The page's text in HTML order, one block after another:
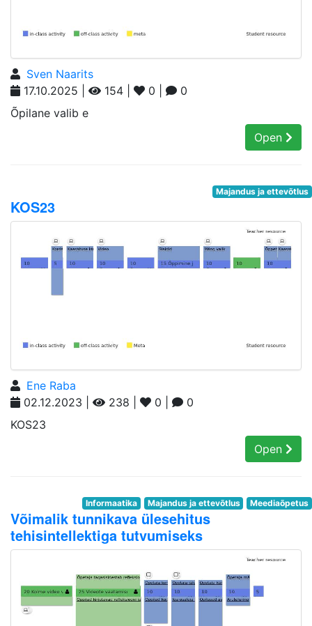
Sven Naarits
17.10.2025 |
154 | 0 |
0
Õpilane valib e
Open
Majandus ja ettevõtlus
KOS23
Ene Raba
02.12.2023 |
238 | 0 |
0
KOS23
Open
Informaatika Majandus ja ettevõtlus Meediaõpetus
Võimalik tunnikava ülesehitus
tehisintellektiga tutvumiseks